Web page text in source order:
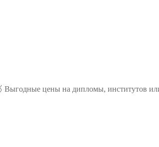
цены на дипломы, институтов